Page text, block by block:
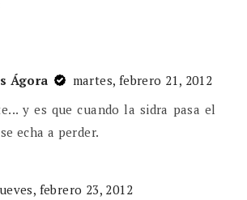
Ágora
martes, febrero 21, 2012
y es que cuando la sidra pasa el
echa a perder.
febrero 23, 2012